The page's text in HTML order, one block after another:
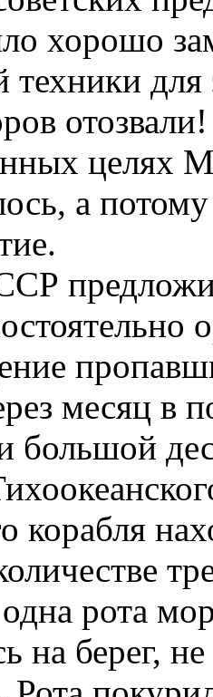
хорошо
для
целях
а
месяц в
большой
корабля
рота
на берег,